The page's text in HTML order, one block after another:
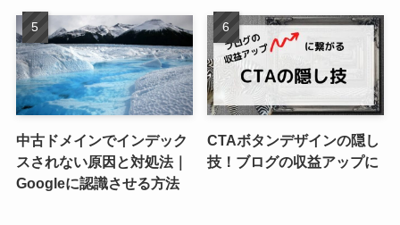
中古ドメインでインデック
スされない原因と対処法｜
Googleに認識させる方法
CTAボタンデザインの隠し
技！ブログの収益アップに